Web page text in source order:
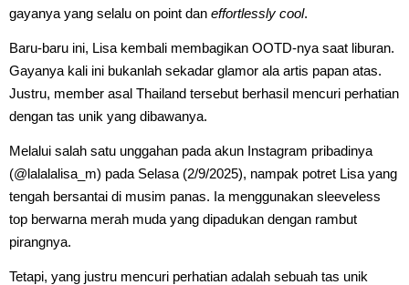
gayanya yang selalu on point dan effortlessly cool.
Baru-baru ini, Lisa kembali membagikan OOTD-nya saat liburan.
Gayanya kali ini bukanlah sekadar glamor ala artis papan atas.
Justru, member asal Thailand tersebut berhasil mencuri perhatian
dengan tas unik yang dibawanya.
Melalui salah satu unggahan pada akun Instagram pribadinya
(@lalalalisa_m) pada Selasa (2/9/2025), nampak potret Lisa yang
tengah bersantai di musim panas. Ia menggunakan sleeveless
top berwarna merah muda yang dipadukan dengan rambut
pirangnya.
Tetapi, yang justru mencuri perhatian adalah sebuah tas unik